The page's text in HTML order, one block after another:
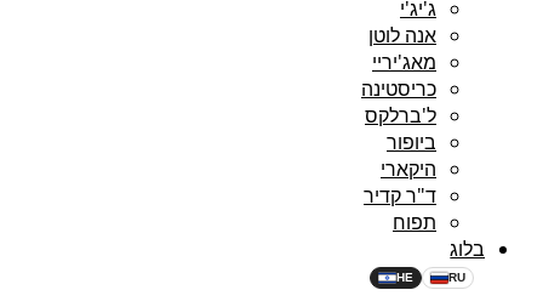
ג'יג'י
אנה לוטן
מאג'יריי
כריסטינה
ל'ברלקס
ביופור
היקארי
ד"ר קדיר
תפוח
בלוג
HE RU